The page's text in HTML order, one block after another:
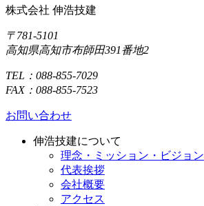
株式会社 伸浩技建
〒781-5101
高知県高知市布師田391番地2
TEL：088-855-7029
FAX：088-855-7523
お問い合わせ
伸浩技建について
理念・ミッション・ビジョン
代表挨拶
会社概要
アクセス